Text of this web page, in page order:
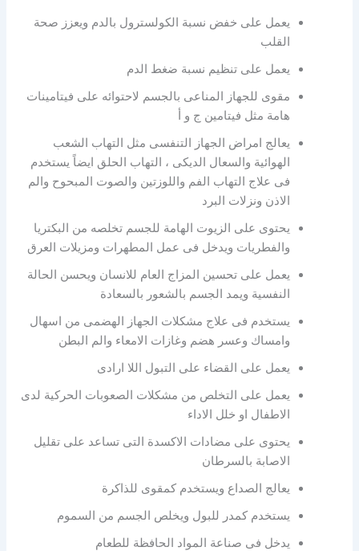
يعمل على خفض نسبة الكولسترول بالدم ويعزز صحة
القلب
يعمل على تنظيم نسبة ضغط الدم
مقوى للجهاز المناعى بالجسم لاحتوائه على فيتامينات
هامة مثل فيتامين ج و أ
يعالج امراض الجهاز التنفسى مثل التهاب الشعب
الهوائية والسعال الديكى ، التهاب الحلق ايضاً يستخدم
فى علاج التهاب الفم واللوزتين والصوت المبحوح والم
الاذن ونزلات البرد
يحتوى على الزيوت الهامة للجسم تخلصه من البكتريا
والفطريات ويدخل فى عمل المطهرات ومزيلات العرق
يعمل على تحسين المزاج العام للانسان ويحسن الحالة
النفسية ويمد الجسم بالشعور بالسعادة
يستخدم فى علاج مشكلات الجهاز الهضمى من اسهال
وامساك وعسر هضم وغازات الامعاء والم البطن
يعمل على القضاء على التبول اللا ارادى
يعمل على التخلص من مشكلات الصعوبات الحركية لدى
الاطفال او خلل الاداء
يحتوى على مضادات الاكسدة التى تساعد على تقليل
الاصابة بالسرطان
يعالج الصداع ويستخدم كمقوى للذاكرة
يستخدم كمدر للبول ويخلص الجسم من السموم
يدخل فى صناعة المواد الحافظة للطعام